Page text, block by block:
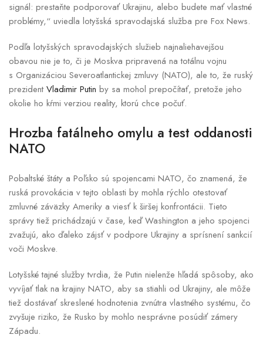
signál: prestaňte podporovať Ukrajinu, alebo budete mať vlastné
problémy,“ uviedla lotyšská spravodajská služba pre Fox News.
Podľa lotyšských spravodajských služieb najnaliehavejšou
obavou nie je to, či je Moskva pripravená na totálnu vojnu
s Organizáciou Severoatlantickej zmluvy (NATO), ale to, že ruský
prezident Vladimir Putin by sa mohol prepočítať, pretože jeho
okolie ho kŕmi verziou reality, ktorú chce počuť.
Hrozba fatálneho omylu a test oddanosti
NATO
Pobaltské štáty a Poľsko sú spojencami NATO, čo znamená, že
ruská provokácia v tejto oblasti by mohla rýchlo otestovať
zmluvné záväzky Ameriky a viesť k širšej konfrontácii. Tieto
správy tiež prichádzajú v čase, keď Washington a jeho spojenci
zvažujú, ako ďaleko zájsť v podpore Ukrajiny a sprísnení sankcií
voči Moskve.
Lotyšské tajné služby tvrdia, že Putin nielenže hľadá spôsoby, ako
vyvíjať tlak na krajiny NATO, aby sa stiahli od Ukrajiny, ale môže
tiež dostávať skreslené hodnotenia zvnútra vlastného systému, čo
zvyšuje riziko, že Rusko by mohlo nesprávne posúdiť zámery
Západu.